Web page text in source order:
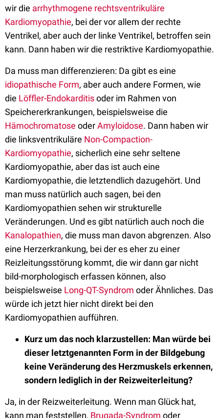
wir die arrhythmogene rechtsventrikuläre
Kardiomyopathie, bei der vor allem der rechte
Ventrikel, aber auch der linke Ventrikel, betroffen sein
kann. Dann haben wir die restriktive Kardiomyopathie.
Da muss man differenzieren: Da gibt es eine
idiopathische Form, aber auch andere Formen, wie
die Löffler-Endokarditisoder im Rahmen von
Speichererkrankungen, beispielsweise die
Hämochromatose oderAmyloidose. Dann haben wir
die linksventrikuläre Non-Compaction-
Kardiomyopathie, sicherlich eine sehr seltene
Kardiomyopathie, aber das ist auch eine
Kardiomyopathie, die letztendlich dazugehört. Und
man muss natürlich auch sagen, bei den
Kardiomyopathien sehen wir strukturelle
Veränderungen. Und es gibt natürlich auch noch die
Kanalopathien, die muss man davon abgrenzen. Also
eine Herzerkrankung, bei der es eher zu einer
Reizleitungsstörung kommt, die wir dann gar nicht
bild-morphologisch erfassen können, also
beispielsweise Long-QT-Syndrom oder Ähnliches. Das
würde ich jetzt hier nicht direkt bei den
Kardiomyopathien aufführen.
Kurz um das noch klarzustellen: Man würde bei
dieser letztgenannten Form in der Bildgebung
keine Veränderung des Herzmuskels erkennen,
sondern lediglich in der Reizweiterleitung?
Ja, in der Reizweiterleitung. Wenn man Glück hat,
kann man feststellen, Brugada-Syndrom oder